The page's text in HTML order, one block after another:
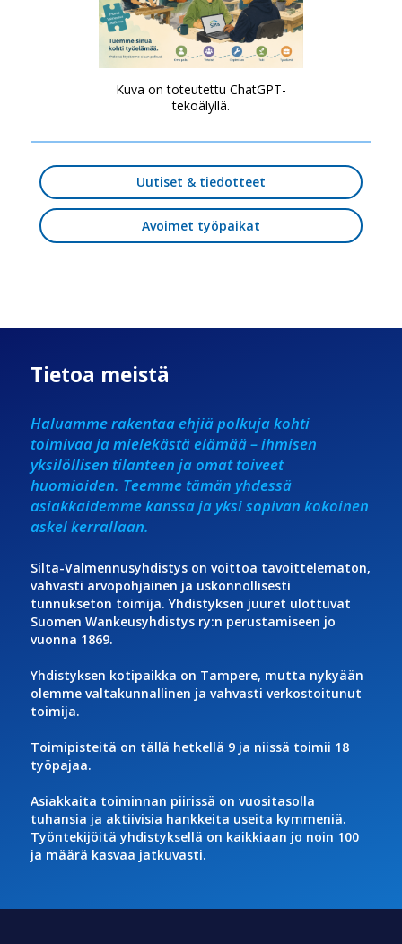
Kuva on toteutettu ChatGPT-
tekoälyllä.
Uutiset & tiedotteet
Avoimet työpaikat
Tietoa meistä
Haluamme rakentaa ehjiä polkuja kohti
toimivaa ja mielekästä elämää – ihmisen
yksilöllisen tilanteen ja omat toiveet
huomioiden. Teemme tämän yhdessä
asiakkaidemme kanssa ja yksi sopivan kokoinen
askel kerrallaan.
Silta-Valmennusyhdistys on voittoa tavoittelematon,
vahvasti arvopohjainen ja uskonnollisesti
tunnukseton toimija. Yhdistyksen juuret ulottuvat
Suomen Wankeusyhdistys ry:n perustamiseen jo
vuonna 1869.
Yhdistyksen kotipaikka on Tampere, mutta nykyään
olemme valtakunnallinen ja vahvasti verkostoitunut
toimija.
Toimipisteitä on tällä hetkellä 9 ja niissä toimii 18
työpajaa.
Asiakkaita toiminnan piirissä on vuositasolla
tuhansia ja aktiivisia hankkeita useita kymmeniä.
Työntekijöitä yhdistyksellä on kaikkiaan jo noin 100
ja määrä kasvaa jatkuvasti.